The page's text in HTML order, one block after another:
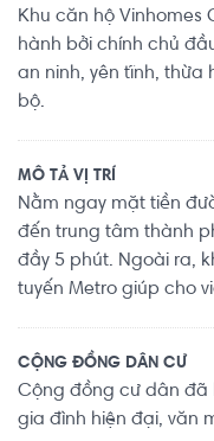
Khu căn hộ Vinhomes
hành bởi chính chủ
an ninh, yên tĩnh, thừa
bộ.
MÔ TẢ VỊ TRÍ
Nằm ngay mặt tiền
đến trung tâm thành
đầy 5 phút. Ngoài ra,
tuyến Metro giúp cho
CỘNG ĐỒNG DÂN CƯ
Cộng đồng cư dân đã
gia đình hiện đại, văn